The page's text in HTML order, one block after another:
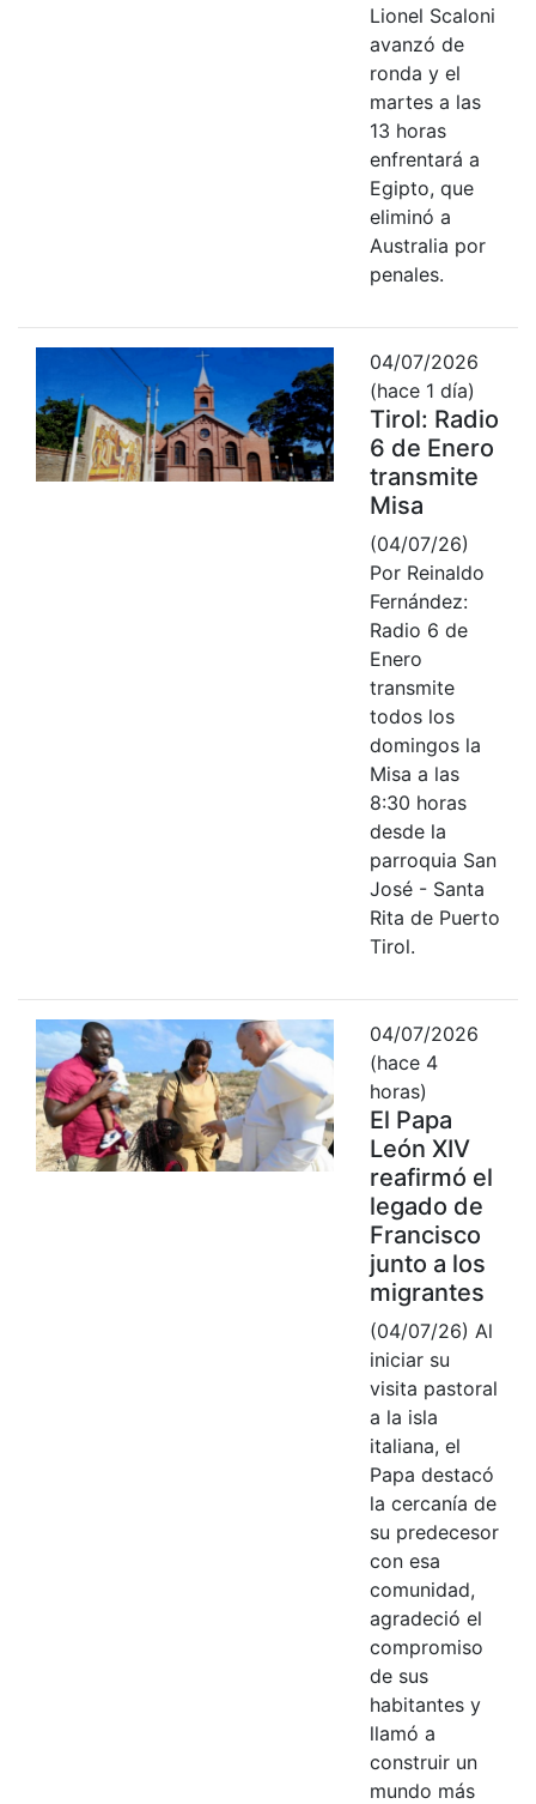
Lionel Scaloni
avanzó de
ronda y el
martes a las
13 horas
enfrentará a
Egipto, que
eliminó a
Australia por
penales.
04/07/2026
(hace 1 día)
Tirol: Radio
6 de Enero
transmite
Misa
(04/07/26)
Por Reinaldo
Fernández:
Radio 6 de
Enero
transmite
todos los
domingos la
Misa a las
8:30 horas
desde la
parroquia San
José - Santa
Rita de Puerto
Tirol.
04/07/2026
(hace 4
horas)
El Papa
León XIV
reafirmó el
legado de
Francisco
junto a los
migrantes
(04/07/26) Al
iniciar su
visita pastoral
a la isla
italiana, el
Papa destacó
la cercanía de
su predecesor
con esa
comunidad,
agradeció el
compromiso
de sus
habitantes y
llamó a
construir un
mundo más